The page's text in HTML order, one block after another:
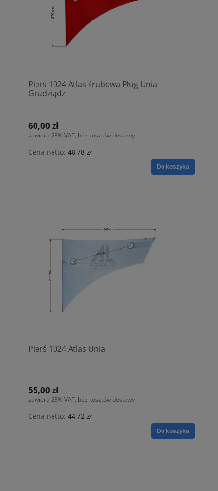
Pierś 1024 Atlas śrubowa Pług Unia
Grudziądz
60,00 zł
zawiera 23% VAT, bez kosztów dostawy
Cena netto: 48,78 zł
Do koszyka
Pierś 1024 Atlas Unia
55,00 zł
zawiera 23% VAT, bez kosztów dostawy
Cena netto: 44,72 zł
Do koszyka